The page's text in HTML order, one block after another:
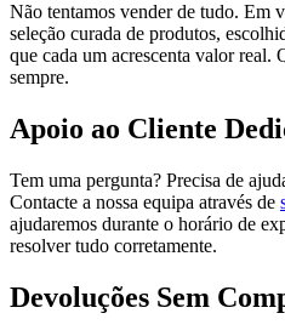
Não tentamos vender de tudo. Em
seleção curada de produtos,
que cada um acrescenta valor real.
sempre.
Apoio ao Cliente
Tem uma pergunta? Precisa de
Contacte a nossa equipa através de
ajudaremos durante o horário de
resolver tudo corretamente.
Devoluções Sem